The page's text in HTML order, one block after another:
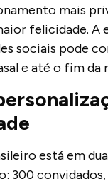
mais
felicidade. A
sociais pode
e até o fim da
está em
300